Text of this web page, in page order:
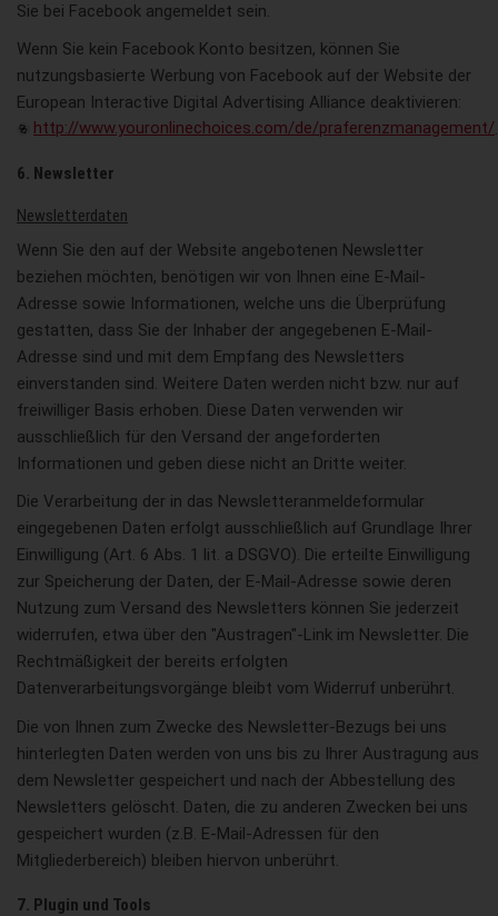
Sie bei Facebook angemeldet sein.
Wenn Sie kein Facebook Konto besitzen, können Sie
nutzungsbasierte Werbung von Facebook auf der Website der
European Interactive Digital Advertising Alliance deaktivieren:
http://www.youronlinechoices.com/de/praferenzmanagement/.
6. Newsletter
Newsletterdaten
Wenn Sie den auf der Website angebotenen Newsletter
beziehen möchten, benötigen wir von Ihnen eine E-Mail-
Adresse sowie Informationen, welche uns die Überprüfung
gestatten, dass Sie der Inhaber der angegebenen E-Mail-
Adresse sind und mit dem Empfang des Newsletters
einverstanden sind. Weitere Daten werden nicht bzw. nur auf
freiwilliger Basis erhoben. Diese Daten verwenden wir
ausschließlich für den Versand der angeforderten
Informationen und geben diese nicht an Dritte weiter.
Die Verarbeitung der in das Newsletteranmeldeformular
eingegebenen Daten erfolgt ausschließlich auf Grundlage Ihrer
Einwilligung (Art. 6 Abs. 1 lit. a DSGVO). Die erteilte Einwilligung
zur Speicherung der Daten, der E-Mail-Adresse sowie deren
Nutzung zum Versand des Newsletters können Sie jederzeit
widerrufen, etwa über den "Austragen"-Link im Newsletter. Die
Rechtmäßigkeit der bereits erfolgten
Datenverarbeitungsvorgänge bleibt vom Widerruf unberührt.
Die von Ihnen zum Zwecke des Newsletter-Bezugs bei uns
hinterlegten Daten werden von uns bis zu Ihrer Austragung aus
dem Newsletter gespeichert und nach der Abbestellung des
Newsletters gelöscht. Daten, die zu anderen Zwecken bei uns
gespeichert wurden (z.B. E-Mail-Adressen für den
Mitgliederbereich) bleiben hiervon unberührt.
7. Plugin und Tools